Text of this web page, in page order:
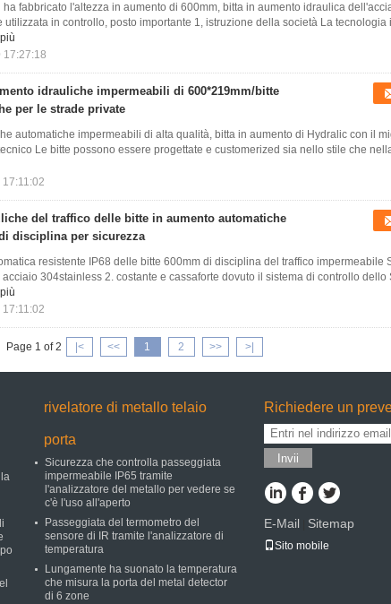
ha fabbricato l'altezza in aumento di 600mm, bitta in aumento idraulica
utilizzata in controllo, posto importante 1, istruzione della società La tecnologia
17:27:18
idrauliche impermeabili di 600*219mm/bitte
per le strade private
automatiche impermeabili di alta qualità, bitta in aumento di Hydralic con il
Le bitte possono essere progettate e customerized sia nello stile che
del traffico delle bitte in aumento automatiche
disciplina per sicurezza
resistente IP68 delle bitte 600mm di disciplina del traffico impermeabile
acciaio 304stainless 2. costante e cassaforte dovuto il sistema di controllo dello
Page 1 of 2 |< << 1 2 >> >|
rivelatore di metallo telaio
porta
Sicurezza che controlla passeggiata
impermeabile IP65 tramite
l'analizzatore del metallo per vedere se
c'è l'uso all'aperto
Passeggiata del termometro del
sensore di IR tramite l'analizzatore di
temperatura
Lungamente ha suonato la temperatura
che misura la porta del metal detector
di 6 zone
Richiedere un
Invii
E-Mail Sitemap
Sito mobile